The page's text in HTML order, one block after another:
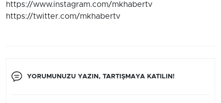
https://www.instagram.com/mkhabertv
https://twitter.com/mkhabertv
YORUMUNUZU YAZIN, TARTIŞMAYA KATILIN!